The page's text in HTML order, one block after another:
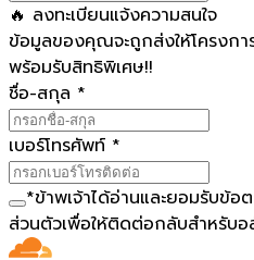
🔥 ลงทะเบียนแจ้งความสนใจ
ข้อมูลของคุณจะถูกส่งให้โครงกา
พร้อมรับสิทธิพิเศษ!!
ชื่อ-สกุล *
เบอร์โทรศัพท์ *
*ข้าพเจ้าได้อ่านและยอมรับข้อ
ส่วนตัวเพื่อให้ติดต่อกลับสำหรับอ